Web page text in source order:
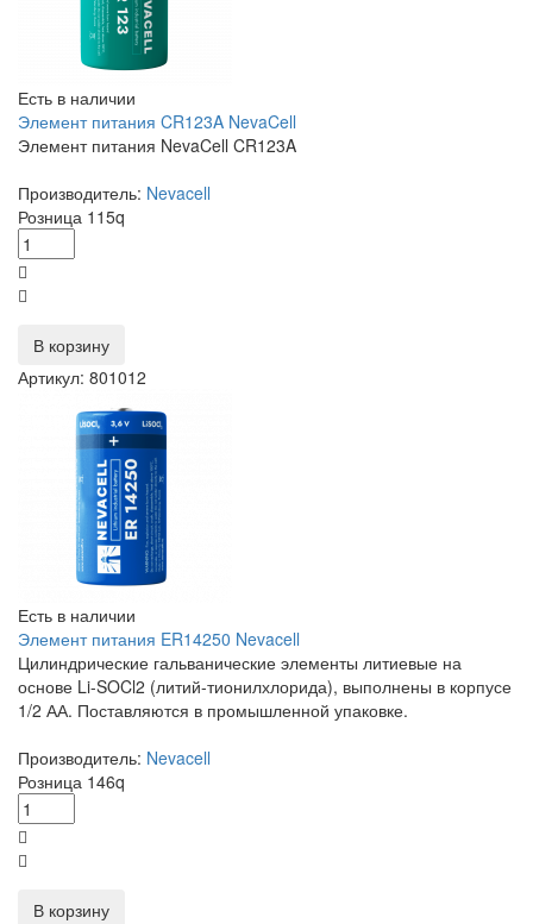
Есть в наличии
Элемент питания CR123A NevaCell
Элемент питания NevaCell CR123A
Производитель: Nevacell
Розница 115q
В корзину
Артикул: 801012
Есть в наличии
Элемент питания ER14250 Nevacell
Цилиндрические гальванические элементы литиевые на
основе Li-SOCl2 (литий-тионилхлорида), выполнены в корпусе
1/2 АА. Поставляются в промышленной упаковке.
Производитель: Nevacell
Розница 146q
В корзину